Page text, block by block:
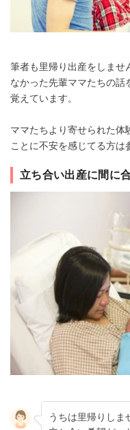
筆者も里帰り出産をしませ
なかった先輩ママたちの
覚えています。
ママたちより寄せられた
ことに不安を感じてる方は
立ち合い出産に間に
うちは里帰りしま